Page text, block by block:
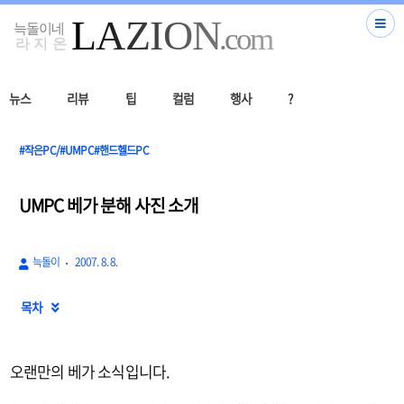
뉴스 리뷰 팁 컬럼 행사 ?
#작은PC/#UMPC#핸드헬드PC
UMPC 베가 분해 사진 소개
늑돌이 2007. 8. 8.
목차 
오랜만의 베가 소식입니다.